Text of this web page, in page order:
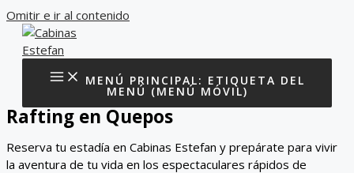
Omitir e ir al contenido
MENÚ PRINCIPAL: ETIQUETA DEL
MENÚ (MENÚ MÓVIL)
Rafting en Quepos
Reserva tu estadía en Cabinas Estefan y prepárate para vivir
la aventura de tu vida en los espectaculares rápidos de